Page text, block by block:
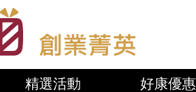
精選活動 好康優惠